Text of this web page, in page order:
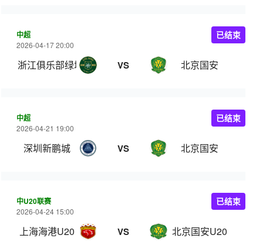
中超
2026-04-17 20:00
浙江俱乐部绿城 VS 北京国安
已结束
中超
2026-04-21 19:00
深圳新鹏城 VS 北京国安
已结束
中U20联赛
2026-04-24 15:00
上海海港U20 VS 北京国安U20
已结束